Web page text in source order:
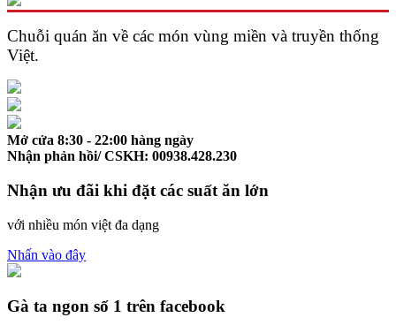
Chuỗi quán ăn về các món vùng miền và truyền thống
Việt.
Mở cửa 8:30 - 22:00 hàng ngày
Nhận phản hồi/ CSKH: 00938.428.230
Nhận ưu đãi khi đặt các suất ăn lớn
với nhiều món việt đa dạng
Nhấn vào đây
Gà ta ngon số 1 trên facebook